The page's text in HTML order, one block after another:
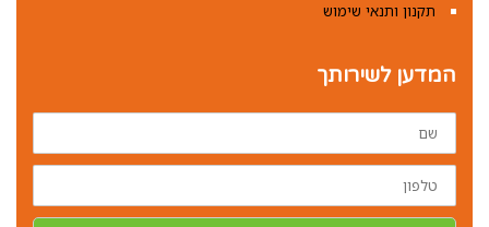
תקנון ותנאי שימוש
המדען לשירותך
שם
טלפון